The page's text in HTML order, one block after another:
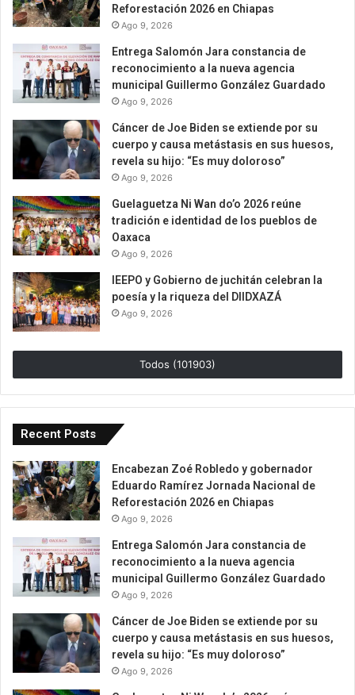
Reforestación 2026 en Chiapas
Ago 9, 2026
Entrega Salomón Jara constancia de
reconocimiento a la nueva agencia
municipal Guillermo González Guardado
Ago 9, 2026
Cáncer de Joe Biden se extiende por su
cuerpo y causa metástasis en sus huesos,
revela su hijo: “Es muy doloroso”
Ago 9, 2026
Guelaguetza Ni Wan do’o 2026 reúne
tradición e identidad de los pueblos de
Oaxaca
Ago 9, 2026
IEEPO y Gobierno de juchitán celebran la
poesía y la riqueza del DIIDXAZÁ
Ago 9, 2026
Todos (101903)
Recent Posts
Encabezan Zoé Robledo y gobernador
Eduardo Ramírez Jornada Nacional de
Reforestación 2026 en Chiapas
Ago 9, 2026
Entrega Salomón Jara constancia de
reconocimiento a la nueva agencia
municipal Guillermo González Guardado
Ago 9, 2026
Cáncer de Joe Biden se extiende por su
cuerpo y causa metástasis en sus huesos,
revela su hijo: “Es muy doloroso”
Ago 9, 2026